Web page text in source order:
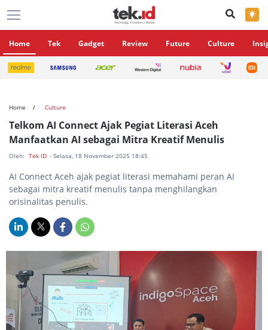
×
Home Tek Gadget Review Future Culture
Home Culture
Telkom AI Connect Ajak Pegiat Literasi Aceh
Manfaatkan AI sebagai Mitra Kreatif Menulis
Oleh: Tek ID - Selasa, 18 November 2025 18:45
AI Connect Aceh ajak pegiat literasi memahami peran AI
sebagai mitra kreatif menulis tanpa menghilangkan
orisinalitas penulis.